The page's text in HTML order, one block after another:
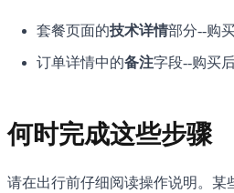
套餐页面的技术详情部分--购
订单详情中的备注字段--购买
何时完成这些步骤
请在出行前仔细阅读操作说明。某